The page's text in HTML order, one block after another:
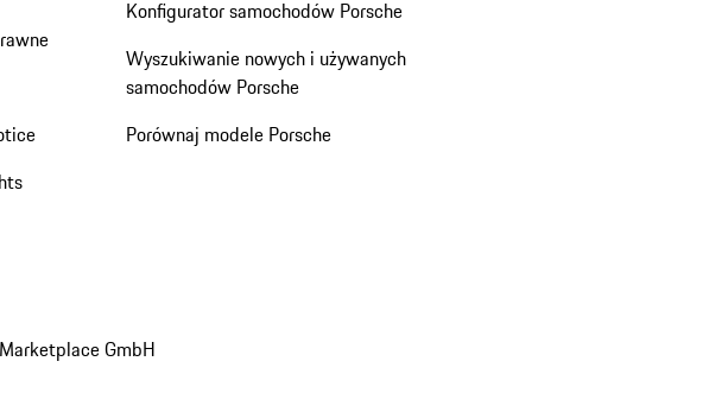
Konfigurator samochodów Porsche
Wyszukiwanie nowych i używanych
samochodów Porsche
Porównaj modele Porsche
GmbH